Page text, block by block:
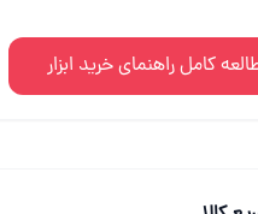
میخکوب و تجهیزات پنوماتیک
کامل راهنمای خرید ابزار